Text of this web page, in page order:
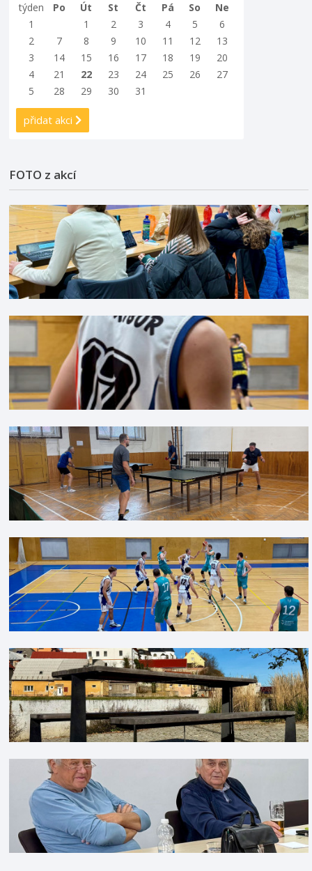
týden
Po Út St Čt Pá So
Ne
1
1 2 3 4 5
6
2
7 8 9 10 11 12
13
3
14 15 16 17 18 19
20
4
21 22 23 24 25 26
27
5
28 29 30 31
přidat akci
FOTO z akcí